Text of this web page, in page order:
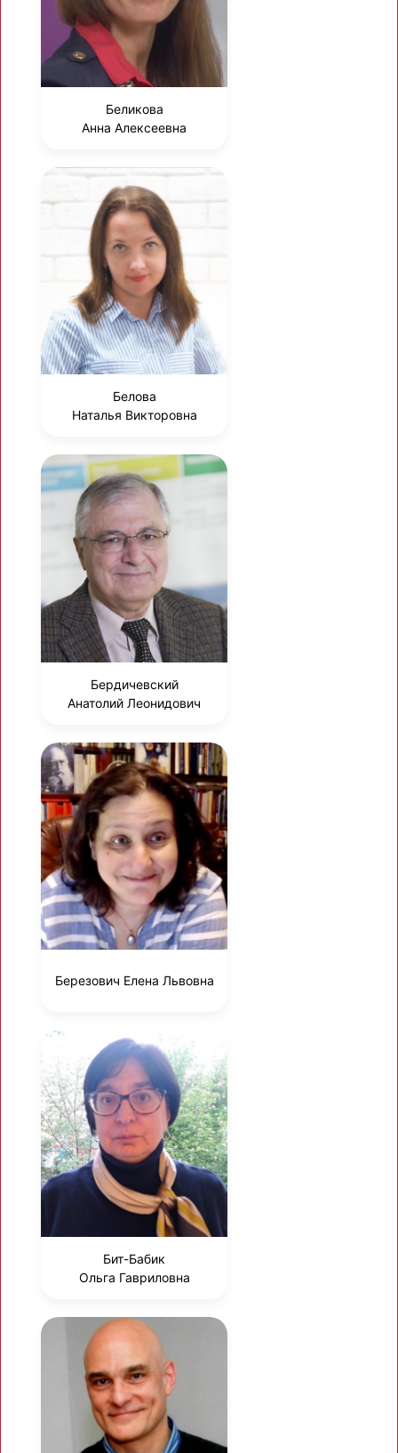
Беликова
Анна Алексеевна
Белова
Наталья Викторовна
Бердичевский
Анатолий Леонидович
Березович Елена Львовна
Бит-Бабик
Ольга Гавриловна